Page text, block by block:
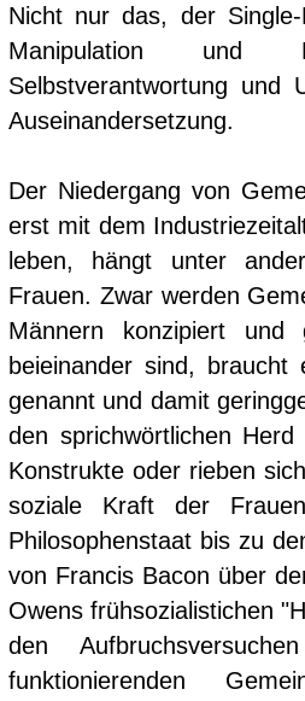
Nicht nur das, der
Manipulation und
Selbstverantwortung und
Auseinandersetzung.
Der Niedergang von
erst mit dem
leben, hängt unter
Frauen. Zwar werden
Männern konzipiert
beieinander sind,
genannt und damit
den sprichwörtlichen
Konstrukte oder rieben
soziale Kraft der
Philosophenstaat bis zu
von Francis Bacon über
Owens frühsozialistichen
den
funktionierenden